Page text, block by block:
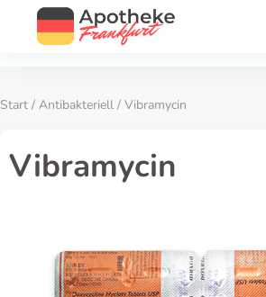
Start / Antibakteriell / Vibramycin
Vibramycin